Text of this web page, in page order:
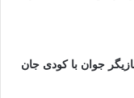
جوان با کودی جان